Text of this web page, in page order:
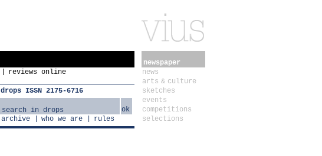
reviews online
drops ISSN 2175-6716
ok
archive
who we are
rules
newspaper
news
arts & culture
sketches
events
competitions
selections